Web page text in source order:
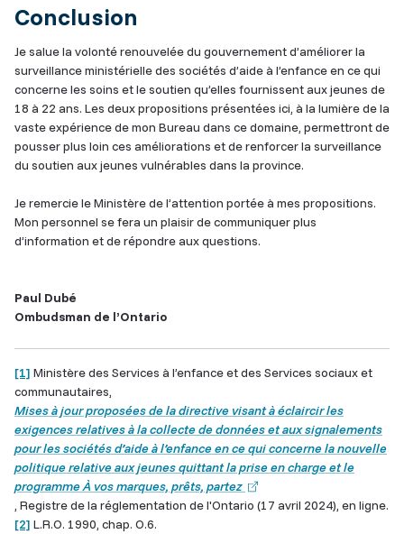
Conclusion
Je salue la volonté renouvelée du gouvernement d’améliorer la
surveillance ministérielle des sociétés d’aide à l’enfance en ce qui
concerne les soins et le soutien qu’elles fournissent aux jeunes de
18 à 22 ans. Les deux propositions présentées ici, à la lumière de la
vaste expérience de mon Bureau dans ce domaine, permettront de
pousser plus loin ces améliorations et de renforcer la surveillance
du soutien aux jeunes vulnérables dans la province.
Je remercie le Ministère de l’attention portée à mes propositions.
Mon personnel se fera un plaisir de communiquer plus
d’information et de répondre aux questions.
Paul Dubé
Ombudsman de l’Ontario
[1] Ministère des Services à l’enfance et des Services sociaux et
communautaires,
Ce
lien
s'ouvre
dans
un
nouvel
onglet
Mises à jour proposées de la directive visant à éclaircir les
exigences relatives à la collecte de données et aux signalements
pour les sociétés d’aide à l’enfance en ce qui concerne la nouvelle
politique relative aux jeunes quittant la prise en charge et le
programme À vos marques, prêts, partez(lien
externe)
, Registre de la réglementation de l'Ontario (17 avril 2024), en ligne.
[2] L.R.O. 1990, chap. O.6.